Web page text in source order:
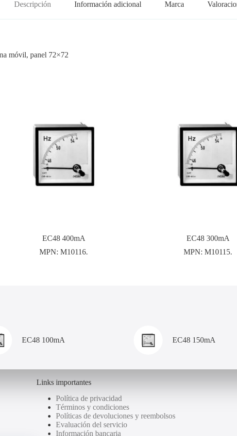
Descripción Información adicional Marca
móvil, panel 72×72
EC48 400mA
MPN:M10116.
EC48 300mA
MPN:M10115.
EC48 100mA EC48 150mA
Links importantes
Política de privacidad
Términos y condiciones
Políticas de devoluciones y reembolsos
Evaluación del servicio
Información bancaria